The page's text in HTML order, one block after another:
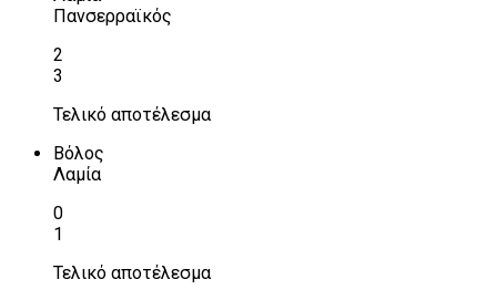
Πανσερραϊκός
2
3
Τελικό αποτέλεσμα
Βόλος
Λαμία
0
1
Τελικό αποτέλεσμα